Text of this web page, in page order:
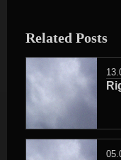
Related Posts